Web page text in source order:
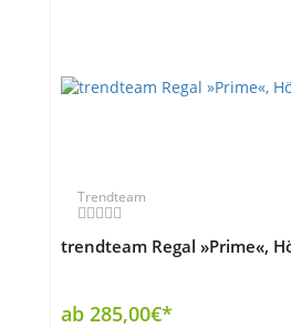
Trendteam
trendteam Regal »Prime«,
ab 285,00€*